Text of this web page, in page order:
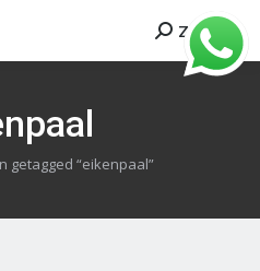
Search:Zoeken
getagged “eikenpaal”